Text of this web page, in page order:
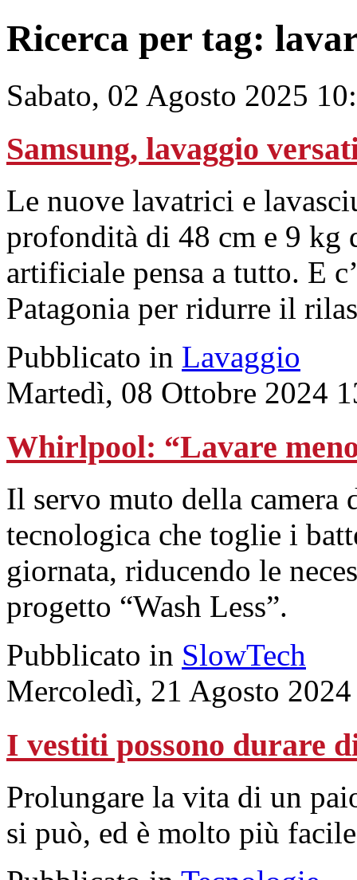
Ricerca per tag:
Sabato, 02 Agosto 2025
Samsung, lavaggio
Le nuove lavatrici e
profondità di 48 cm e 9 kg
artificiale pensa a tutto. E
Patagonia per ridurre il
Pubblicato in Lavaggio
Martedì, 08 Ottobre 2024
Whirlpool: “Lavare
Il servo muto della camera
tecnologica che toglie i
giornata, riducendo le
progetto “Wash Less”.
Pubblicato in SlowTech
Mercoledì, 21 Agosto
I vestiti possono durare
Prolungare la vita di un
si può, ed è molto più